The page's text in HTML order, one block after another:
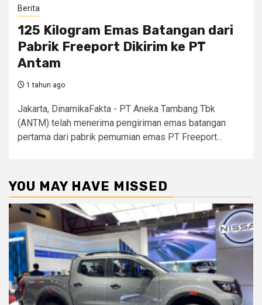
Berita
125 Kilogram Emas Batangan dari
Pabrik Freeport Dikirim ke PT
Antam
1 tahun ago
Jakarta, DinamikaFakta - PT Aneka Tambang Tbk
(ANTM) telah menerima pengiriman emas batangan
pertama dari pabrik pemurnian emas PT Freeport...
YOU MAY HAVE MISSED